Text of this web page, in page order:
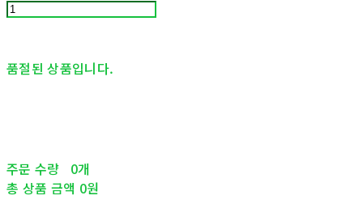
품절된 상품입니다.
주문 수량
0개
총 상품 금액 0원